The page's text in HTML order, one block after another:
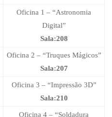
Oficina 1 – “Astronomia
Digital”
Sala:208
Oficina 2 – “Truques Mágicos”
Sala:207
Oficina 3 – “Impressão 3D”
Sala:210
Oficina 4 – “Soldadura